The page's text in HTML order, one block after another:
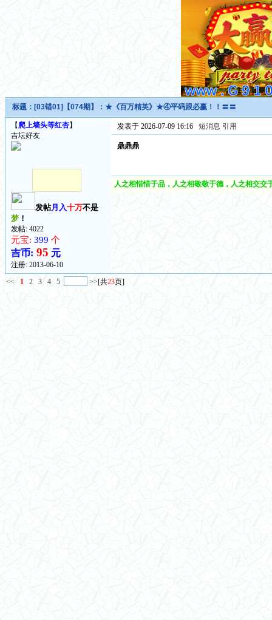
标题： [03错01]【074期】：★《百万精英》★④平码跟必赢！！〓〓
【爬上墙头等红杏】
吉坛好友
发帖月入十万不是
梦！
发帖: 4022
元宝: 399 个
吉币: 95 元
注册: 2013-06-10
发表于 2026-07-09 16:16 短消息 引用
鼎鼎鼎
人之相惜惜于品，人之相敬敬于德，人之相交
<< 1 2 3 4 5 >>[共23页]